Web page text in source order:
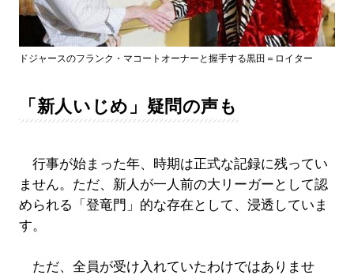
ドジャースのフランク・マコートオーナーと握手する黒田＝ロイター
「新人いじめ」疑問の声も
行事が始まった年、時期は正式な記録に残ってい
ません。ただ、新人が一人前の大リーガーとして認
められる「登竜門」的な存在として、浸透していま
す。
ただ、全員が受け入れていたわけではありませ